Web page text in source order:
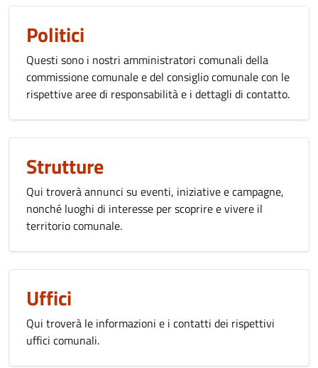
Politici
Questi sono i nostri amministratori comunali della
commissione comunale e del consiglio comunale con le
rispettive aree di responsabilità e i dettagli di contatto.
Strutture
Qui troverà annunci su eventi, iniziative e campagne,
nonché luoghi di interesse per scoprire e vivere il
territorio comunale.
Uffici
Qui troverà le informazioni e i contatti dei rispettivi
uffici comunali.